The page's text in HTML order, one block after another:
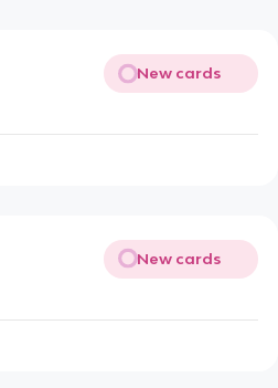
New cards
New cards